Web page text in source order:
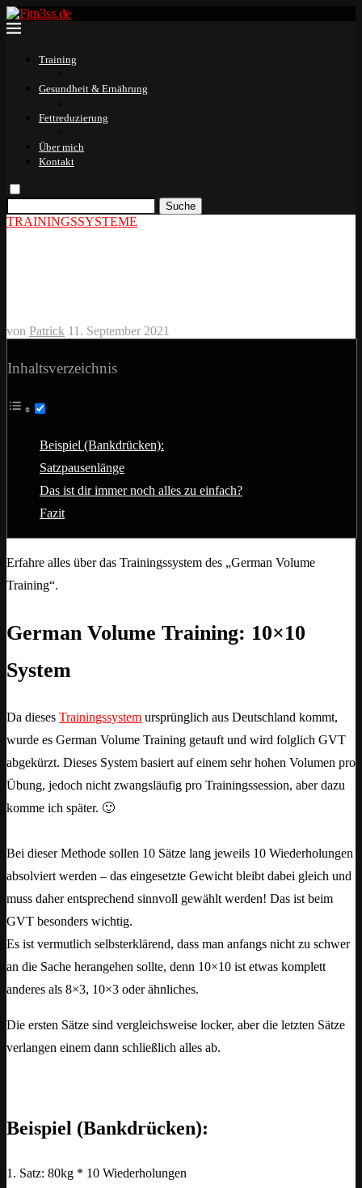
Training
Gesundheit & Ernährung
Fettreduzierung
Über mich
Kontakt
Suche
TRAININGSSYSTEME
von Patrick 11. September 2021
Inhaltsverzeichnis
Beispiel (Bankdrücken):
Satzpausenlänge
Das ist dir immer noch alles zu einfach?
Fazit
Erfahre alles über das Trainingssystem des „German Volume
Training“.
German Volume Training: 10×10
System
Da dieses Trainingssystem ursprünglich aus Deutschland kommt,
wurde es German Volume Training getauft und wird folglich GVT
abgekürzt. Dieses System basiert auf einem sehr hohen Volumen pro
Übung, jedoch nicht zwangsläufig pro Trainingssession, aber dazu
komme ich später. 🙂
Bei dieser Methode sollen 10 Sätze lang jeweils 10 Wiederholungen
absolviert werden – das eingesetzte Gewicht bleibt dabei gleich und
muss daher entsprechend sinnvoll gewählt werden! Das ist beim
GVT besonders wichtig.
Es ist vermutlich selbsterklärend, dass man anfangs nicht zu schwer
an die Sache herangehen sollte, denn 10×10 ist etwas komplett
anderes als 8×3, 10×3 oder ähnliches.
Die ersten Sätze sind vergleichsweise locker, aber die letzten Sätze
verlangen einem dann schließlich alles ab.
Beispiel (Bankdrücken):
1. Satz: 80kg * 10 Wiederholungen